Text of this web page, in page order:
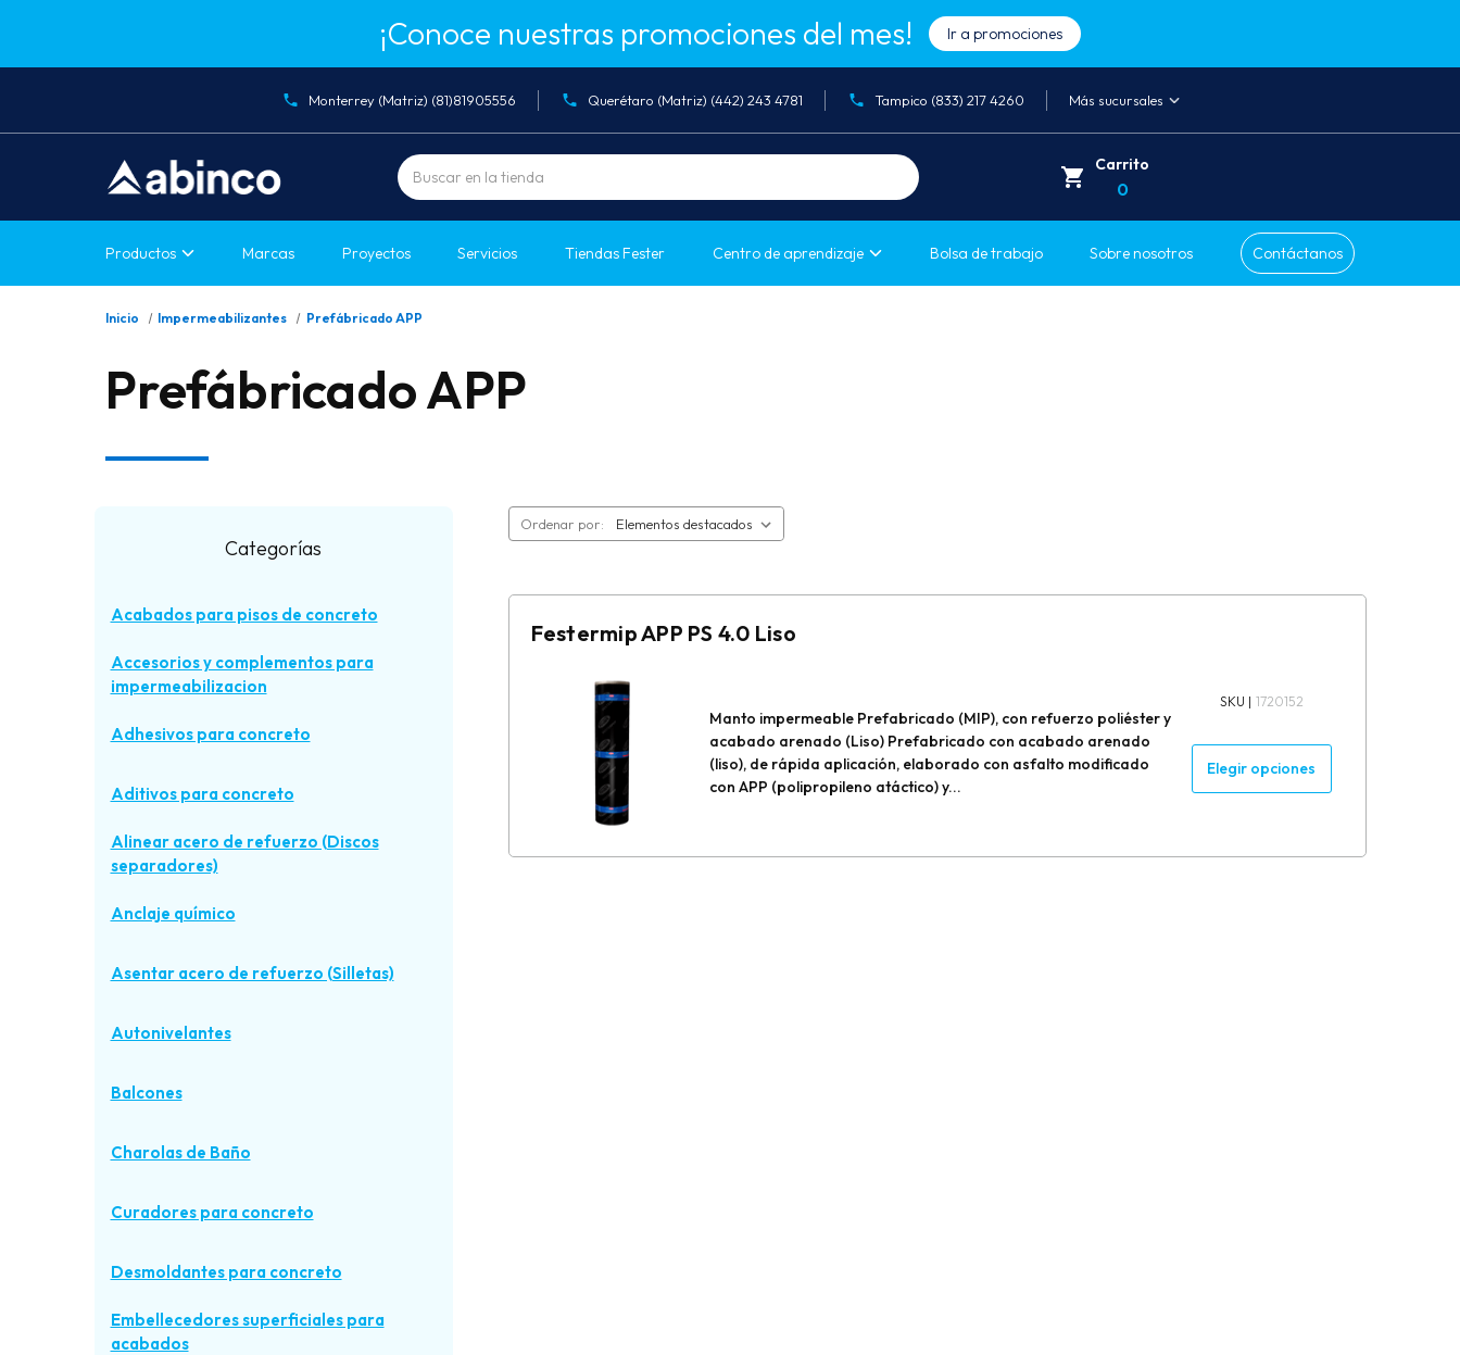
¡Conoce nuestras promociones del mes! Ir a promociones
Monterrey (Matriz) (81)81905556 Querétaro (Matriz) (442) 243 4781 Tampico (833) 217 4260 Más sucursales
Buscar Carrito
0
Productos Marcas Proyectos Servicios Tiendas Fester Centro de aprendizaje Bolsa de trabajo Sobre nosotros Contáctanos
Inicio Impermeabilizantes Prefábricado APP
Prefábricado APP
Categorías
Acabados para pisos de concreto
Accesorios y complementos para
impermeabilizacion
Adhesivos para concreto
Aditivos para concreto
Alinear acero de refuerzo (Discos
separadores)
Anclaje químico
Asentar acero de refuerzo (Silletas)
Autonivelantes
Balcones
Charolas de Baño
Curadores para concreto
Desmoldantes para concreto
Embellecedores superficiales para
acabados
Ordenar por:
Festermip APP PS 4.0 Liso
Manto impermeable Prefabricado (MIP), con refuerzo poliéster y
acabado arenado (Liso) Prefabricado con acabado arenado
(liso), de rápida aplicación, elaborado con asfalto modificado
con APP (polipropileno atáctico) y...
SKU | 1720152
Elegir opciones